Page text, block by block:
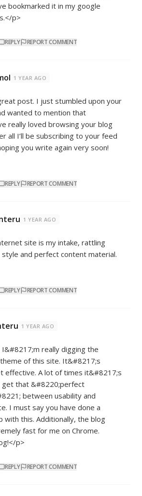
bookmarked it in my google
p>
REPLY REPORT COMMENT
1 YEAR AGO
post. I just stumbled upon your
wanted to mention that
really loved browsing your blog
all I’ll be subscribing to your feed
you write again very soon!
REPLY REPORT COMMENT
1 YEAR AGO
site is my intake, rattling
and perfect content material.
REPLY REPORT COMMENT
1 YEAR AGO
I&#8217;m really digging the
of this site. It&#8217;s
effective. A lot of times it&#8217;s
that &#8220;perfect
between usability and
I must say you have done a
with this. Additionally, the blog
fast for me on Chrome.
p>
REPLY REPORT COMMENT